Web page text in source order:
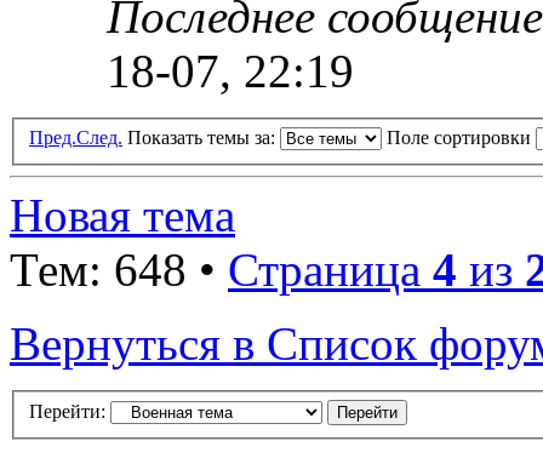
Последнее
18-07, 22:19
Пред.След. Показать темы за: Поле сортировки
Новая тема
Тем: 648 • Страница 4 из
Вернуться в Список
Перейти: